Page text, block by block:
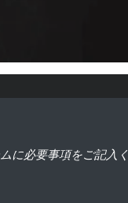
に必要事項をご記入く